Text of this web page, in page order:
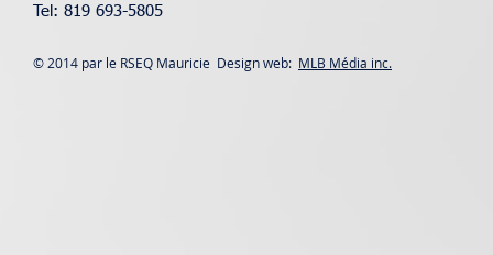
Tel: 819 693-5805
© 2014 par le RSEQ Mauricie Design web: MLB Média inc.